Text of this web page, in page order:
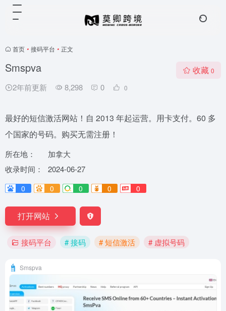
首页 • 接码平台 • 正文
Smspva
2年前更新 8,298 0 0
收藏 0
最好的短信激活网站！自 2013 年起运营。用卡支付。60 多
个国家的号码。购买无需注册！
所在地：
加拿大
收录时间：
2024-06-27
0 0 0 0 0
打开网站
接码平台 # 接码 # 短信激活 # 虚拟号码
Smspva